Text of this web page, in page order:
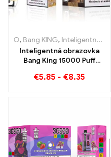
O, Bang KING, Inteligentná obrazovka Bang King 15000 Bafať
Inteligentná obrazovka
Bang King 15000 Puff
dokončenia e-ZIGARETY
€5.85 - €8.35